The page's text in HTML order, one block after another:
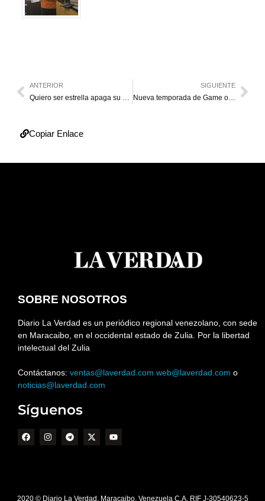
ANTERIOR
Quiero ser estrella apaga su primera velita
SIGUIENTE
Nueva temporada de Game of Thrones se estrenará en julio
Copiar Enlace
SOBRE NOSOTROS
Diario La Verdad es un periódico regional venezolano, con sede
en Maracaibo, en el occidental estado de Zulia. Por la libertad
intelectual del Zulia
Contáctanos: ventas@laverdad.com web@laverdad.com o
noticias@laverdad.com
Síguenos
2020 © Diario La Verdad. Maracaibo. Venezuela C.A. RIF J-30540623-5